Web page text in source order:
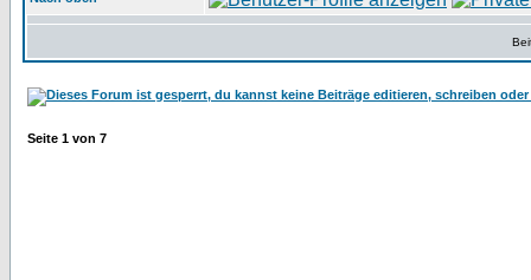
Seite 1 von 7